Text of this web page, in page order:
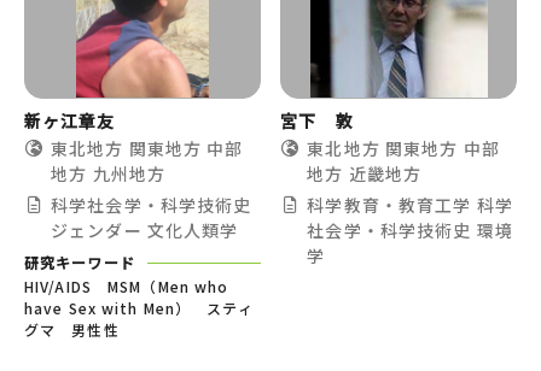
新ヶ江章友
東北地方 関東地方 中部
地方 九州地方
科学社会学・科学技術史
ジェンダー 文化人類学
研究キーワード
HIV/AIDS MSM（Men who
have Sex with Men） スティ
グマ 男性性
宮下 敦
東北地方 関東地方 中部
地方 近畿地方
科学教育・教育工学 科学
社会学・科学技術史 環境
学